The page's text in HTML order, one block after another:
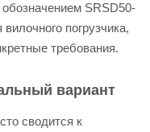
SRSD50-
погрузчика,
требования.
вариант
сводится к